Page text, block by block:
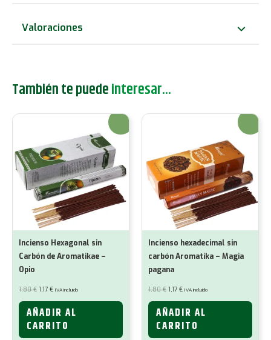
Valoraciones
También te puedeinteresar...
¡Oferta!
Incienso Hexagonal sin
Carbón de Aromatikae –
Opio
1,80€ El
precio
original
era:
1,80 €.
1,17 €El
actual
es:
1,17 €.
IVA incluido
AÑADIR AL
CARRITO
¡Oferta!
Incienso hexadecimal sin
carbón Aromatika – Magia
pagana
1,80€ El
precio
original
era:
1,80 €.
1,17 €El
actual
es:
1,17 €.
IVA incluido
AÑADIR AL
CARRITO